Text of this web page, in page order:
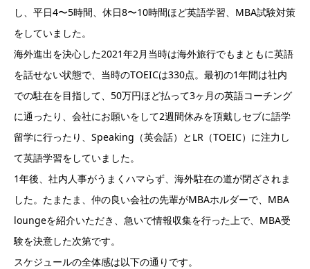
し、平日4〜5時間、休日8〜10時間ほど英語学習、MBA試験対策
をしていました。
海外進出を決心した2021年2月当時は海外旅行でもまともに英語
を話せない状態で、当時のTOEICは330点。最初の1年間は社内
での駐在を目指して、50万円ほど払って3ヶ月の英語コーチング
に通ったり、会社にお願いをして2週間休みを頂戴しセブに語学
留学に行ったり、Speaking（英会話）とLR（TOEIC）に注力し
て英語学習をしていました。
1年後、社内人事がうまくハマらず、海外駐在の道が閉ざされま
した。たまたま、仲の良い会社の先輩がMBAホルダーで、MBA
loungeを紹介いただき、急いで情報収集を行った上で、MBA受
験を決意した次第です。
スケジュールの全体感は以下の通りです。